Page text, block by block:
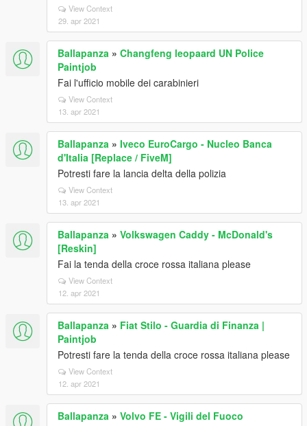
View Context
29. apr 2021
Ballapanza » Changfeng leopaard UN Police
Paintjob
Fai l'ufficio mobile dei carabinieri
View Context
13. apr 2021
Ballapanza » Iveco EuroCargo - Nucleo Banca
d'Italia [Replace / FiveM]
Potresti fare la lancia delta della polizia
View Context
13. apr 2021
Ballapanza » Volkswagen Caddy - McDonald's
[Reskin]
Fai la tenda della croce rossa italiana please
View Context
12. apr 2021
Ballapanza » Fiat Stilo - Guardia di Finanza |
Paintjob
Potresti fare la tenda della croce rossa italiana please
View Context
12. apr 2021
Ballapanza » Volvo FE - Vigili del Fuoco